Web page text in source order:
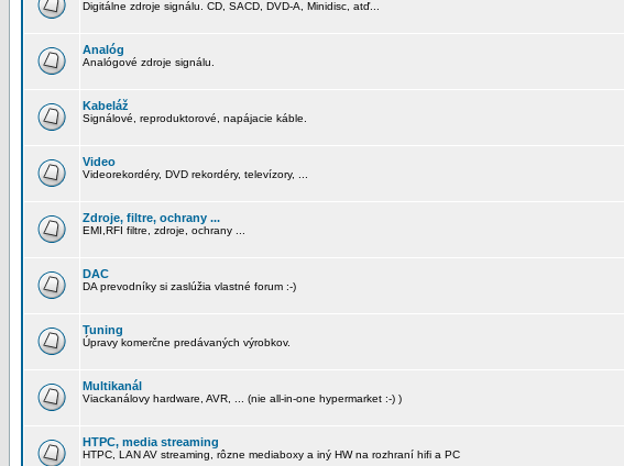
Digitálne zdroje signálu. CD, SACD, DVD-A, Minidisc, atď...
Analóg
Analógové zdroje signálu.
Kabeláž
Signálové, reproduktorové, napájacie káble.
Video
Videorekordéry, DVD rekordéry, televízory, ...
Zdroje, filtre, ochrany ...
EMI,RFI filtre, zdroje, ochrany ...
DAC
DA prevodníky si zaslúžia vlastné forum :-)
Tuning
Úpravy komerčne predávaných výrobkov.
Multikanál
Viackanálovy hardware, AVR, ... (nie all-in-one hypermarket :-) )
HTPC, media streaming
HTPC, LAN AV streaming, rôzne mediaboxy a iný HW na rozhraní hifi a PC